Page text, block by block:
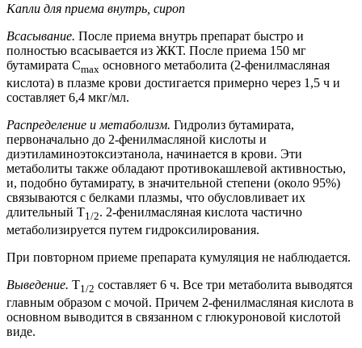
Капли для приема внутрь, сироп
Всасывание. После приема внутрь препарат быстро и
полностью всасывается из ЖКТ. После приема 150 мг
бутамирата Cmax основного метаболита (2-фенилмасляная
кислота) в плазме крови достигается примерно через 1,5 ч и
составляет 6,4 мкг/мл.
Распределение и метаболизм. Гидролиз бутамирата,
первоначально до 2-фенилмасляной кислоты и
диэтиламиноэтоксиэтанола, начинается в крови. Эти
метаболиты также обладают противокашлевой активностью,
и, подобно бутамирату, в значительной степени (около 95%)
связываются с белками плазмы, что обусловливает их
длительный T1/2. 2-фенилмасляная кислота частично
метаболизируется путем гидроксилирования.
При повторном приеме препарата кумуляция не наблюдается.
Выведение. T1/2 составляет 6 ч. Все три метаболита выводятся
главным образом с мочой. Причем 2-фенилмасляная кислота в
основном выводится в связанном с глюкуроновой кислотой
виде.